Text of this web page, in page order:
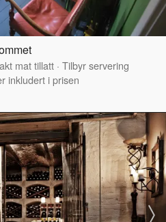
mat tillatt · Tilbyr servering
inkludert i prisen